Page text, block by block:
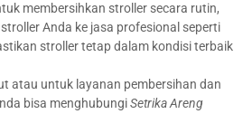
membersihkan stroller secara rutin,
Anda ke jasa profesional seperti
stroller tetap dalam kondisi terbaik
atau untuk layanan pembersihan dan
bisa menghubungiSetrika Areng